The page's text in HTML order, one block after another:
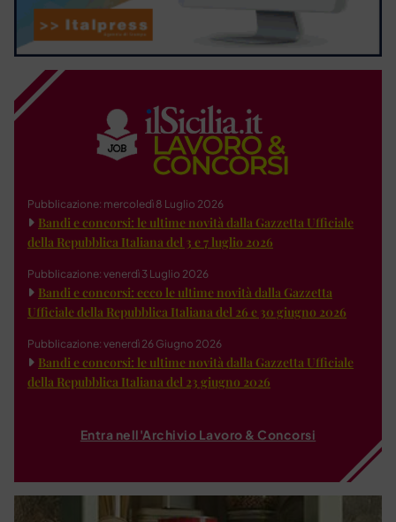
Pubblicazione: mercoledì 8 Luglio 2026
Bandi e concorsi: le ultime novità dalla Gazzetta Ufficiale
della Repubblica Italiana del 3 e 7 luglio 2026
Pubblicazione: venerdì 3 Luglio 2026
Bandi e concorsi: ecco le ultime novità dalla Gazzetta
Ufficiale della Repubblica Italiana del 26 e 30 giugno 2026
Pubblicazione: venerdì 26 Giugno 2026
Bandi e concorsi: le ultime novità dalla Gazzetta Ufficiale
della Repubblica Italiana del 23 giugno 2026
Entra nell'Archivio Lavoro & Concorsi